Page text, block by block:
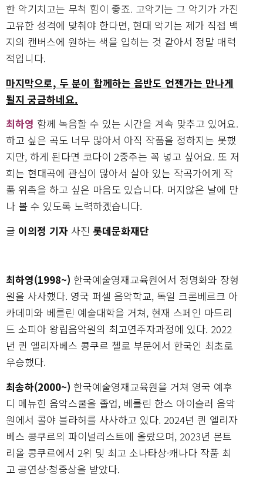
한 악기치고는 무척 힘이 좋죠. 고악기는 그 악기가 가진
고유한 성격에 맞춰야 한다면, 현대 악기는 제가 직접 백
지의 캔버스에 원하는 색을 입히는 것 같아서 정말 매력
적입니다.
마지막으로, 두 분이 함께하는 음반도 언젠가는 만나게
될지 궁금하네요.
최하영 함께 녹음할 수 있는 시간을 계속 맞추고 있어요.
하고 싶은 곡도 너무 많아서 아직 작품을 정하지는 못했
지만, 하게 된다면 코다이 2중주는 꼭 넣고 싶어요. 또 저
희는 현대곡에 관심이 많아서 살아 있는 작곡가에게 작
품 위촉을 하고 싶은 마음도 있습니다. 머지않은 날에 만
나 볼 수 있도록 노력하겠습니다.
글 이의정 기자 사진 롯데문화재단
최하영(1998~) 한국예술영재교육원에서 정명화와 장형
원을 사사했다. 영국 퍼셀 음악학교, 독일 크론베르크 아
카데미와 베를린 예술대학을 거쳐, 현재 스페인 마드리
드 소피아 왕립음악원의 최고연주자과정에 있다. 2022
년 퀸 엘리자베스 콩쿠르 첼로 부문에서 한국인 최초로
우승했다.
최송하(2000~) 한국예술영재교육원을 거쳐 영국 예후
디 메뉴힌 음악스쿨을 졸업, 베를린 한스 아이슬러 음악
원에서 콜야 블라허를 사사하고 있다. 2024년 퀸 엘리자
베스 콩쿠르의 파이널리스트에 올랐으며, 2023년 몬트
리올 콩쿠르에서 2위 및 최고 소나타상·캐나다 작품 최
고 공연상·청중상을 받았다.